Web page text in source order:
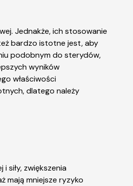
Jednakże, ich stosowanie
bardzo istotne jest, aby
podobnym do sterydów,
wyników
właściwości
dlatego należy
siły, zwiększenia
mają mniejsze ryzyko